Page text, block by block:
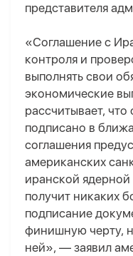
представителя
«Соглашение с
контроля и
выполнять свои
экономические
рассчитывает,
подписано в
соглашения
американских
иранской
получит никаких
подписание
финишную черту,
ней», — заявил